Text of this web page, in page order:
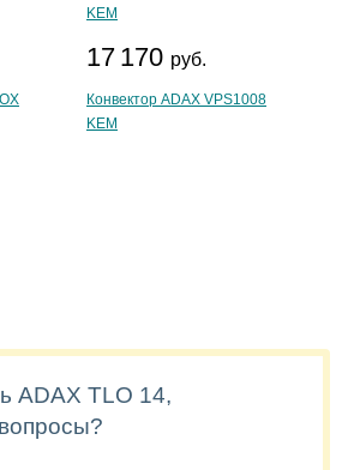
17 170 руб.
Конвектор ADAX VPS1008
KEM
ADAX TLO 14,